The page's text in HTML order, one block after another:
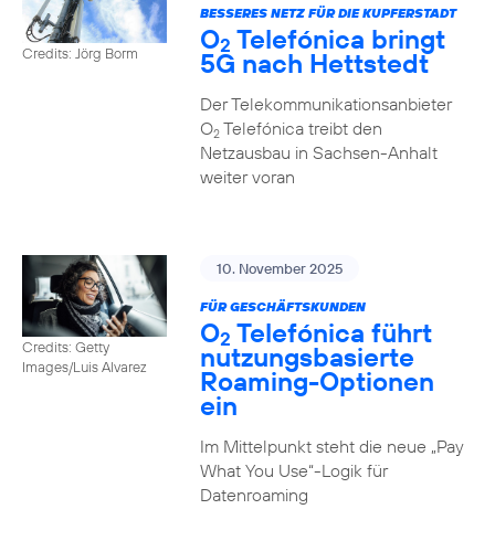
Credits: Jörg Borm
BESSERES NETZ FÜR DIE KUPFERSTADT
O2 Telefónica bringt
5G nach Hettstedt
Der Telekommunikationsanbieter
O2Telefónica treibt den
Netzausbau in Sachsen-Anhalt
weiter voran
Credits: Getty
Images/Luis Alvarez
10. November 2025
FÜR GESCHÄFTSKUNDEN
O2 Telefónica führt
nutzungs­basierte
Roaming-Optionen
ein
Im Mittelpunkt steht die neue „Pay
What You Use“-Logik für
Datenroaming